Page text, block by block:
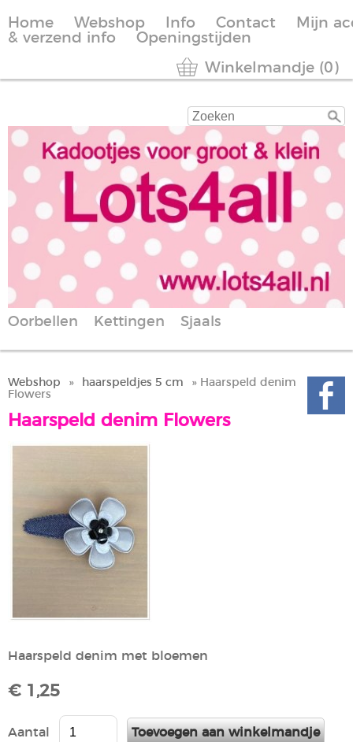
Home Webshop Info Contact
Mijn
& verzend info
Openingstijden
Winkelmandje (0)
Oorbellen Kettingen Sjaals
Webshop » haarspeldjes 5 cm
» Haarspeld denim
Flowers
Haarspeld denim Flowers
Haarspeld denim met bloemen
€ 1,25
Aantal